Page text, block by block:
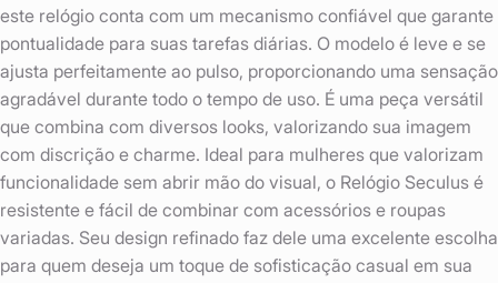
este relógio conta com um mecanismo confiável que garante
pontualidade para suas tarefas diárias. O modelo é leve e se
ajusta perfeitamente ao pulso, proporcionando uma sensação
agradável durante todo o tempo de uso. É uma peça versátil
que combina com diversos looks, valorizando sua imagem
com discrição e charme. Ideal para mulheres que valorizam
funcionalidade sem abrir mão do visual, o Relógio Seculus é
resistente e fácil de combinar com acessórios e roupas
variadas. Seu design refinado faz dele uma excelente escolha
para quem deseja um toque de sofisticação casual em sua